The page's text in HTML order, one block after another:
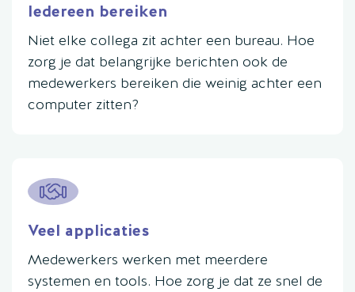
Iedereen bereiken
Niet elke collega zit achter een bureau. Hoe
zorg je dat belangrijke berichten ook de
medewerkers bereiken die weinig achter een
computer zitten?
Veel applicaties
Medewerkers werken met meerdere
systemen en tools. Hoe zorg je dat ze snel de